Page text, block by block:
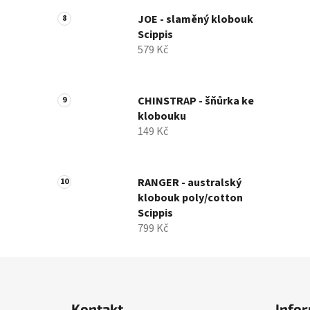
JOE - slaměný klobouk
Scippis
579 Kč
CHINSTRAP - šňůrka ke
klobouku
149 Kč
RANGER - australský
klobouk poly/cotton
Scippis
799 Kč